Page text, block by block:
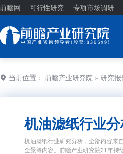
前瞻网 可行性研究 专项市场调研
当前位置： 前瞻产业研究院 » 研究报
机油滤纸行业
机油滤纸行业研究分析，全部内容来
全景等内容。前瞻产业研究院21年持